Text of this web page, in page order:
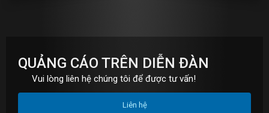
QUẢNG CÁO TRÊN DIỄN ĐÀN
Vui lòng liên hệ chúng tôi để được tư vấn!
Liên hệ